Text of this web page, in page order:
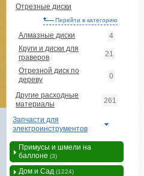
Отрезные диски
Перейти в категорию
Алмазные диски
4
Круги и диски для
граверов
21
Отрезной диск по
дереву
0
Другие расходные
материалы
261
Запчасти для
электроинструментов
Примусы и шмели на
баллоне (3)
Дом и Сад (1224)